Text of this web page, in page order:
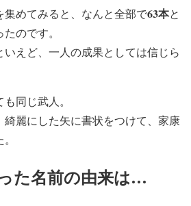
めてみると、なんと全部で63本と
のです。
いえど、一人の成果としては信じら
同じ武人。
麗にした矢に書状をつけて、家康
た名前の由来は…